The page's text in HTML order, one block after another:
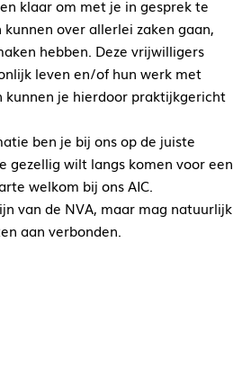
klaar om met je in gesprek te
over allerlei zaken gaan,
hebben. Deze vrijwilligers
leven en/of hun werk met
kunnen je hierdoor praktijkgericht
ben je bij ons op de juiste
gezellig wilt langs komen voor een
welkom bij ons AIC.
van de NVA, maar mag natuurlijk
aan verbonden.